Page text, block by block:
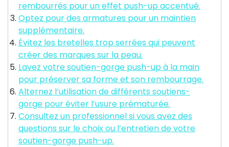
rembourrés pour un effet push-up accentué.
Optez pour des armatures pour un maintien
supplémentaire.
Évitez les bretelles trop serrées qui peuvent
créer des marques sur la peau.
Lavez votre soutien-gorge push-up à la main
pour préserver sa forme et son rembourrage.
Alternez l’utilisation de différents soutiens-
gorge pour éviter l’usure prématurée.
Consultez un professionnel si vous avez des
questions sur le choix ou l’entretien de votre
soutien-gorge push-up.